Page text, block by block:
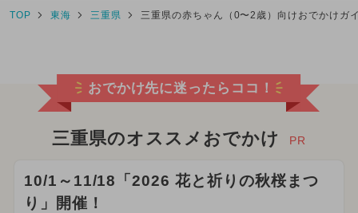
TOP 東海 三重県 三重県の赤ちゃん（0〜2歳）向けおでかけガ
おでかけ先に迷ったらココ！
三重県のオススメおでかけ PR
10/1～11/18「2026 花と祈りの秋桜まつ
り」開催！